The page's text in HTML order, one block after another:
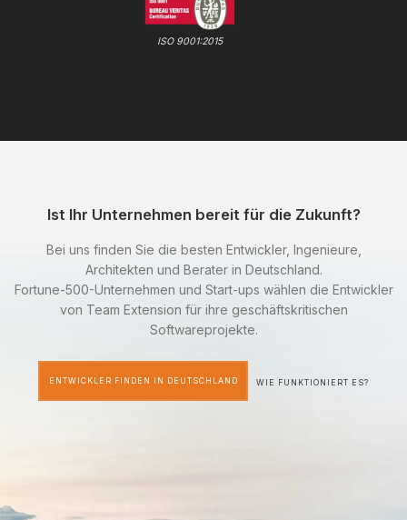
ISO 9001:2015
Ist Ihr Unternehmen bereit für die Zukunft?
Bei uns finden Sie die besten Entwickler, Ingenieure,
Architekten und Berater in Deutschland.
Fortune-500-Unternehmen und Start-ups wählen die Entwickler
von Team Extension für ihre geschäftskritischen
Softwareprojekte.
ENTWICKLER FINDEN IN DEUTSCHLAND WIE FUNKTIONIERT ES?